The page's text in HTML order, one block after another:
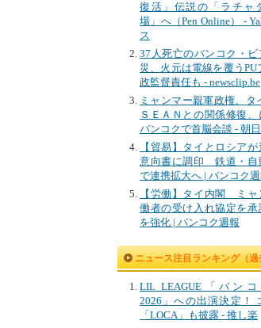
復活」伝説の「ラチャ
場」へ（Pen Online） -
ス
37人死亡のバンコク・ビ
災、火元は電線を覆うPU
政監督責任も - newsclip.be
ミャンマー親軍政権、タ
ＳＥＡＮとの関係修復
バンコクで首脳会談 - 朝
【貿易】タイとロシア
意向書に調印 鉄道・自
で連携拡大へ | バンコク
【労働】タイ内閣 ミャ
働者の受け入れ協定を
を強化 | バンコク週報
ニュース注目ランキング（
LIL LEAGUE「バン
2026」への出演決定！
「LOCA」も披露 - 推し楽